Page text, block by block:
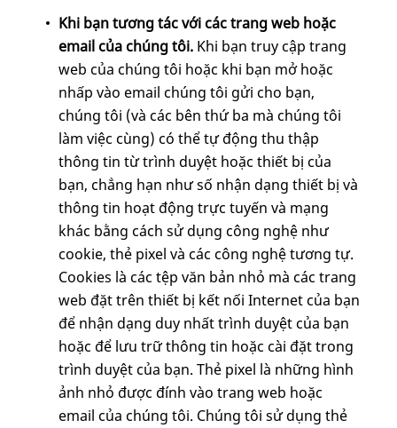
Khi bạn tương tác với các trang web hoặc
email của chúng tôi. Khi bạn truy cập trang
web của chúng tôi hoặc khi bạn mở hoặc
nhấp vào email chúng tôi gửi cho bạn,
chúng tôi (và các bên thứ ba mà chúng tôi
làm việc cùng) có thể tự động thu thập
thông tin từ trình duyệt hoặc thiết bị của
bạn, chẳng hạn như số nhận dạng thiết bị và
thông tin hoạt động trực tuyến và mạng
khác bằng cách sử dụng công nghệ như
cookie, thẻ pixel và các công nghệ tương tự.
Cookies là các tệp văn bản nhỏ mà các trang
web đặt trên thiết bị kết nối Internet của bạn
để nhận dạng duy nhất trình duyệt của bạn
hoặc để lưu trữ thông tin hoặc cài đặt trong
trình duyệt của bạn. Thẻ pixel là những hình
ảnh nhỏ được đính vào trang web hoặc
email của chúng tôi. Chúng tôi sử dụng thẻ